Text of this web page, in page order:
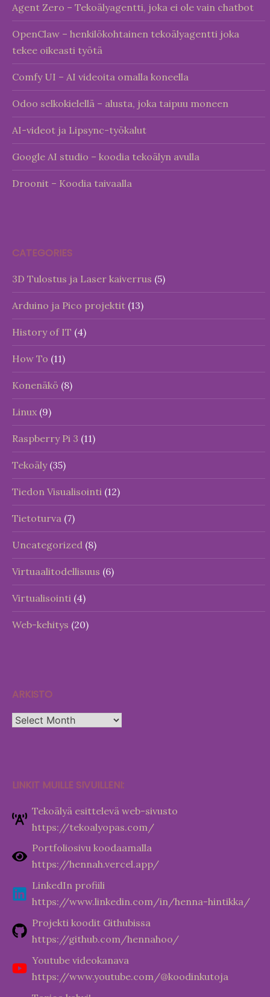
Agent Zero – Tekoälyagentti, joka ei ole vain chatbot
OpenClaw – henkilökohtainen tekoälyagentti joka
tekee oikeasti työtä
Comfy UI – AI videoita omalla koneella
Odoo selkokielellä – alusta, joka taipuu moneen
AI-videot ja Lipsync-työkalut
Google AI studio – koodia tekoälyn avulla
Droonit – Koodia taivaalla
CATEGORIES
3D Tulostus ja Laser kaiverrus (5)
Arduino ja Pico projektit (13)
History of IT (4)
How To (11)
Konenäkö (8)
Linux (9)
Raspberry Pi 3 (11)
Tekoäly(35)
Tiedon Visualisointi (12)
Tietoturva (7)
Uncategorized (8)
Virtuaalitodellisuus (6)
Virtualisointi (4)
Web-kehitys (20)
ARKISTO
Arkisto
LINKIT MUILLE SIVUILLENI:
Tekoälyä esittelevä web-sivusto
https://tekoalyopas.com/
Portfoliosivu koodaamalla
https://hennah.vercel.app/
LinkedIn profiili
https://www.linkedin.com/in/henna-hintikka/
Projekti koodit Githubissa
https://github.com/hennahoo/
Youtube videokanava
https://www.youtube.com/@koodinkutoja